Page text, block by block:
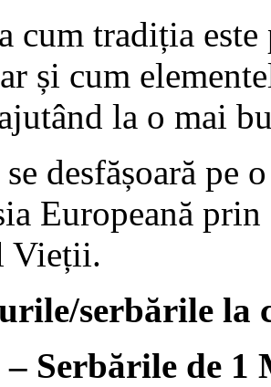
cum tradiția
și cum
la o mai
desfășoară pe
Europeană
Vieții.
serbările la
Serbările de 1